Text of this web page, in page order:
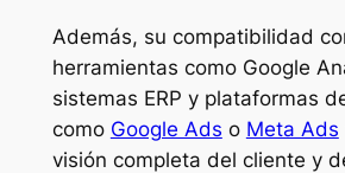
Además, su compatibilidad
herramientas como Google
sistemas ERP y plataformas
como Google Ads o Meta Ads
visión completa del cliente y